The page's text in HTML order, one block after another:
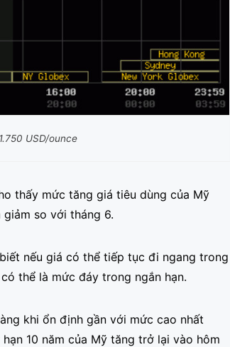
USD/ounce
thấy mức tăng giá tiêu dùng của Mỹ
so với tháng 6.
nếu giá có thể tiếp tục đi ngang trong
thể là mức đáy trong ngắn hạn.
khi ổn định gần với mức cao nhất
10 năm của Mỹ tăng trở lại vào hôm